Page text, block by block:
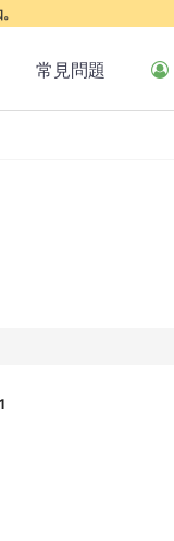
常見問題
1